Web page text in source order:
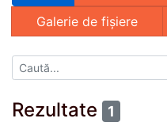
Galerie de fișiere
Rezultate 1